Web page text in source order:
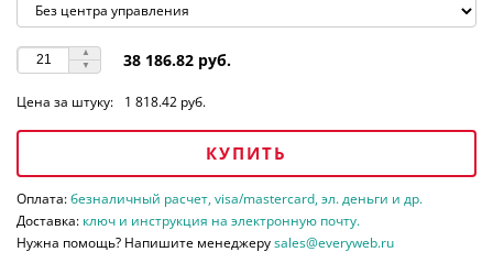
38 186.82 руб.
Цена за штуку: 1 818.42 руб.
КУПИТЬ
Оплата:безналичный расчет, visa/mastercard, эл. деньги и др.
Доставка: ключ и инструкция на электронную почту.
Нужна помощь? Напишите менеджеруsales@everyweb.ru